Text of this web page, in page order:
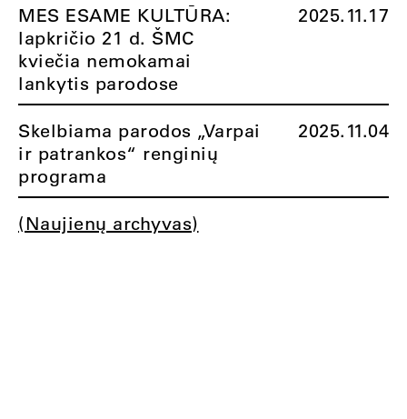
MES ESAME KULTŪRA:
lapkričio 21 d. ŠMC
kviečia nemokamai
lankytis parodose
2025.11.17
Skelbiama parodos „Varpai
ir patrankos“ renginių
programa
2025.11.04
(Naujienų archyvas)